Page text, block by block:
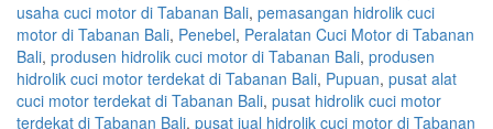
usaha cuci motor di Tabanan Bali, pemasangan hidrolik cuci
motor di Tabanan Bali, Penebel, Peralatan Cuci Motor di Tabanan
Bali, produsen hidrolik cuci motor di Tabanan Bali, produsen
hidrolik cuci motor terdekat di Tabanan Bali, Pupuan, pusat alat
cuci motor terdekat di Tabanan Bali, pusat hidrolik cuci motor
terdekat di Tabanan Bali, pusat jual hidrolik cuci motor di Tabanan